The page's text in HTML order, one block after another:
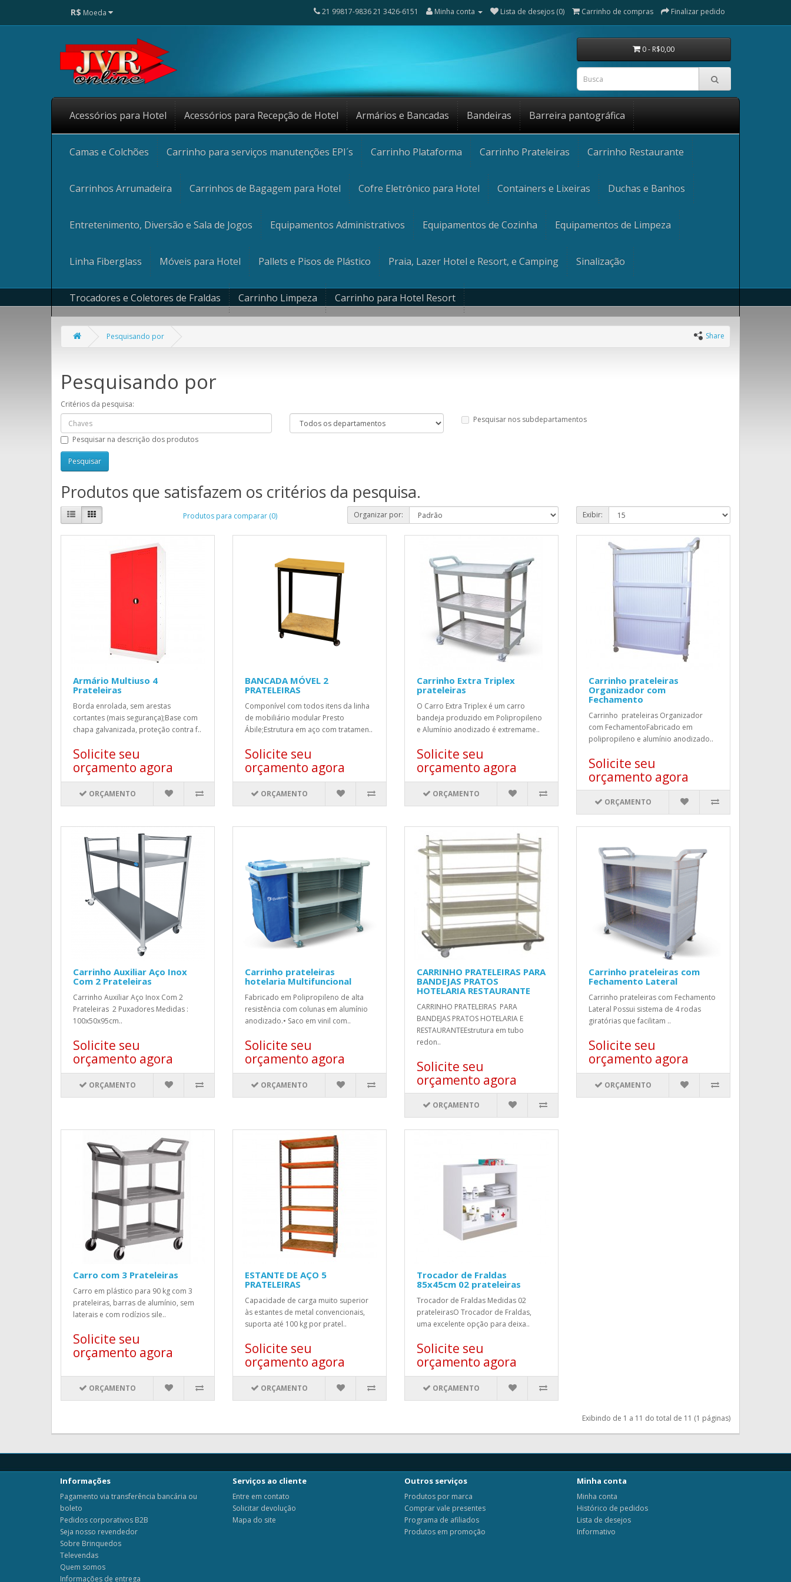
R$ Moeda 21 99817-9836 21 3426-6151 Minha conta Lista de desejos (0) Carrinho de compras Finalizar pedido
0 - R$0,00
Acessórios para Hotel Acessórios para Recepção de Hotel Armários e Bancadas Bandeiras Barreira pantográfica
Camas e Colchões Carrinho para serviços manutenções EPI´s Carrinho Plataforma Carrinho Prateleiras Carrinho Restaurante
Carrinhos Arrumadeira Carrinhos de Bagagem para Hotel Cofre Eletrônico para Hotel Containers e Lixeiras Duchas e Banhos
Entretenimento, Diversão e Sala de Jogos Equipamentos Administrativos Equipamentos de Cozinha Equipamentos de Limpeza
Linha Fiberglass Móveis para Hotel Pallets e Pisos de Plástico Praia, Lazer Hotel e Resort, e Camping Sinalização
Trocadores e Coletores de Fraldas Carrinho Limpeza Carrinho para Hotel Resort
Share
Pesquisando por
Pesquisando por
Critérios da pesquisa:
Pesquisar nos subdepartamentos
Pesquisar na descrição dos produtos
Produtos que satisfazem os critérios da pesquisa.
Produtos para comparar (0) Organizar por: Exibir:
Armário Multiuso 4
Prateleiras
Borda enrolada, sem arestas
cortantes (mais segurança);Base com
chapa galvanizada, proteção contra f..
Solicite seu
orçamento agora
ORÇAMENTO
BANCADA MÓVEL 2
PRATELEIRAS
Componível com todos itens da linha
de mobiliário modular Presto
Ábile;Estrutura em aço com tratamen..
Solicite seu
orçamento agora
ORÇAMENTO
Carrinho Extra Triplex
prateleiras
O Carro Extra Triplex é um carro
bandeja produzido em Polipropileno
e Alumínio anodizado é extremame..
Solicite seu
orçamento agora
ORÇAMENTO
Carrinho prateleiras
Organizador com
Fechamento
Carrinho prateleiras Organizador
com FechamentoFabricado em
polipropileno e alumínio anodizado..
Solicite seu
orçamento agora
ORÇAMENTO
Carrinho Auxiliar Aço Inox
Com 2 Prateleiras
Carrinho Auxiliar Aço Inox Com 2
Prateleiras 2 Puxadores Medidas :
100x50x95cm..
Solicite seu
orçamento agora
ORÇAMENTO
Carrinho prateleiras
hotelaria Multifuncional
Fabricado em Polipropileno de alta
resistência com colunas em alumínio
anodizado.• Saco em vinil com..
Solicite seu
orçamento agora
ORÇAMENTO
CARRINHO PRATELEIRAS PARA
BANDEJAS PRATOS
HOTELARIA RESTAURANTE
CARRINHO PRATELEIRAS PARA
BANDEJAS PRATOS HOTELARIA E
RESTAURANTEEstrutura em tubo
redon..
Solicite seu
orçamento agora
ORÇAMENTO
Carrinho prateleiras com
Fechamento Lateral
Carrinho prateleiras com Fechamento
Lateral Possui sistema de 4 rodas
giratórias que facilitam ..
Solicite seu
orçamento agora
ORÇAMENTO
Carro com 3 Prateleiras
Carro em plástico para 90 kg com 3
prateleiras, barras de alumínio, sem
laterais e com rodízios sile..
Solicite seu
orçamento agora
ORÇAMENTO
ESTANTE DE AÇO 5
PRATELEIRAS
Capacidade de carga muito superior
às estantes de metal convencionais,
suporta até 100 kg por pratel..
Solicite seu
orçamento agora
ORÇAMENTO
Trocador de Fraldas
85x45cm 02 prateleiras
Trocador de Fraldas Medidas 02
prateleirasO Trocador de Fraldas,
uma excelente opção para deixa..
Solicite seu
orçamento agora
ORÇAMENTO
Exibindo de 1 a 11 do total de 11 (1 páginas)
Informações
Pagamento via transferência bancária ou
boleto
Pedidos corporativos B2B
Seja nosso revendedor
Sobre Brinquedos
Televendas
Quem somos
Informações de entrega
Serviços ao cliente
Entre em contato
Solicitar devolução
Mapa do site
Outros serviços
Produtos por marca
Comprar vale presentes
Programa de afiliados
Produtos em promoção
Minha conta
Minha conta
Histórico de pedidos
Lista de desejos
Informativo